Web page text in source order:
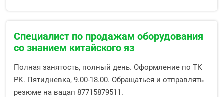
Специалист по продажам оборудования
со знанием китайского яз
Полная занятость, полный день. Оформление по ТК
РК. Пятидневка, 9.00-18.00. Обращаться и отправлять
резюме на вацап 87715879511.